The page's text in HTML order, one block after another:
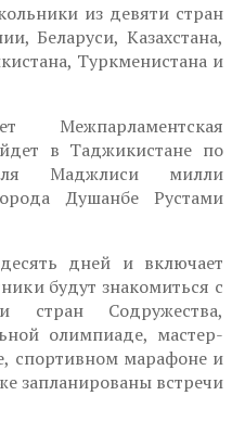
из девяти стран
Беларуси, Казахстана,
Туркменистана и
Межпарламентская
в Таджикистане по
Маджлиси милли
Душанбе Рустами
дней и включает
будут знакомиться с
стран Содружества,
олимпиаде, мастер-
спортивном марафоне и
запланированы встречи